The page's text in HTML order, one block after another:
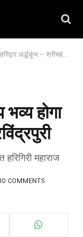
अर्द्धकुंभ – श्रीमहंत रविंद्रपुरी
भव्य होगा
महाराज
COMMENTS